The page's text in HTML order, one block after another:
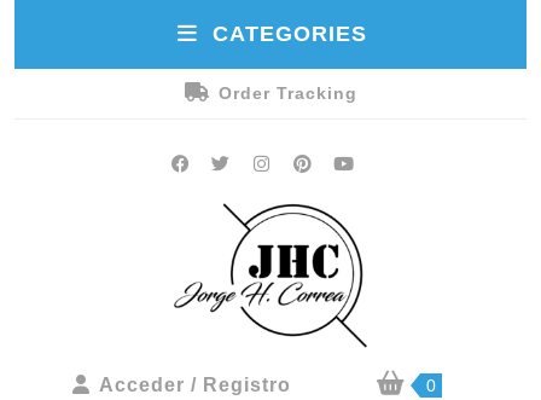
CATEGORIES
Order Tracking
Acceder / Registro 0